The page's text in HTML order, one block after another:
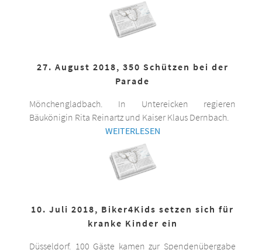
27. August 2018, 350 Schützen bei der
Parade
Mönchengladbach. In Untereicken regieren
Bäukönigin Rita Reinartz und Kaiser Klaus Dernbach.
WEITERLESEN
10. Juli 2018, Biker4Kids setzen sich für
kranke Kinder ein
Düsseldorf. 100 Gäste kamen zur Spendenübergabe